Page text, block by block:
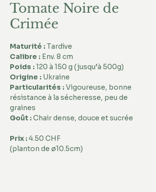
Tomate Noire de
Crimée
Maturité : Tardive
Calibre : Env. 8 cm
Poids : 120 à 150 g (jusqu’à 500g)
Origine : Ukraine
Particularités : Vigoureuse, bonne
résistance à la sécheresse, peu de
graines
Goût : Chair dense, douce et sucrée
Prix : 4.50 CHF
(planton de ø10.5cm)